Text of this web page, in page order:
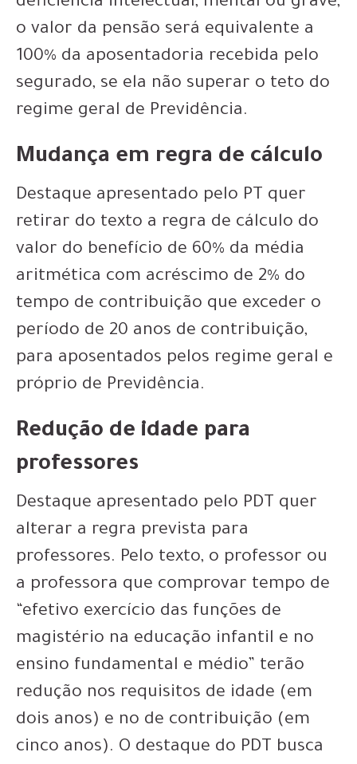
o valor da pensão será equivalente a
100% da aposentadoria recebida pelo
segurado, se ela não superar o teto do
regime geral de Previdência.
Mudança em regra de cálculo
Destaque apresentado pelo PT quer
retirar do texto a regra de cálculo do
valor do benefício de 60% da média
aritmética com acréscimo de 2% do
tempo de contribuição que exceder o
período de 20 anos de contribuição,
para aposentados pelos regime geral e
próprio de Previdência.
Redução de idade para
professores
Destaque apresentado pelo PDT quer
alterar a regra prevista para
professores. Pelo texto, o professor ou
a professora que comprovar tempo de
“efetivo exercício das funções de
magistério na educação infantil e no
ensino fundamental e médio” terão
redução nos requisitos de idade (em
dois anos) e no de contribuição (em
cinco anos). O destaque do PDT busca